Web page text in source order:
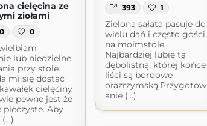
393 1
Zielona sałata pasuje do
wielu dań i często gości
na moimstole.
Najbardziej lubię tą
dębolistną, której końce
liści są bordowe
orazrzymską.Przygotow
anie (...)
cielęcina ze
ziołami
0
lub niedzielne
przy stole.
mi się dostać
cielęciny
pewne jest że
pieczyste. Aby